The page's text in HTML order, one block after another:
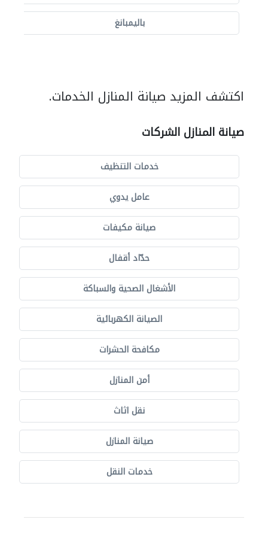
باليمبانغ
اكتشف المزيد صيانة المنازل الخدمات.
صيانة المنازل الشركات
خدمات التنظيف
عامل يدوي
صيانة مكيفات
حدّاد أقفال
الأشغال الصحية والسباكة
الصيانة الكهربائية
مكافحة الحشرات
أمن المنازل
نقل اثاث
صيانة المنازل
خدمات النقل